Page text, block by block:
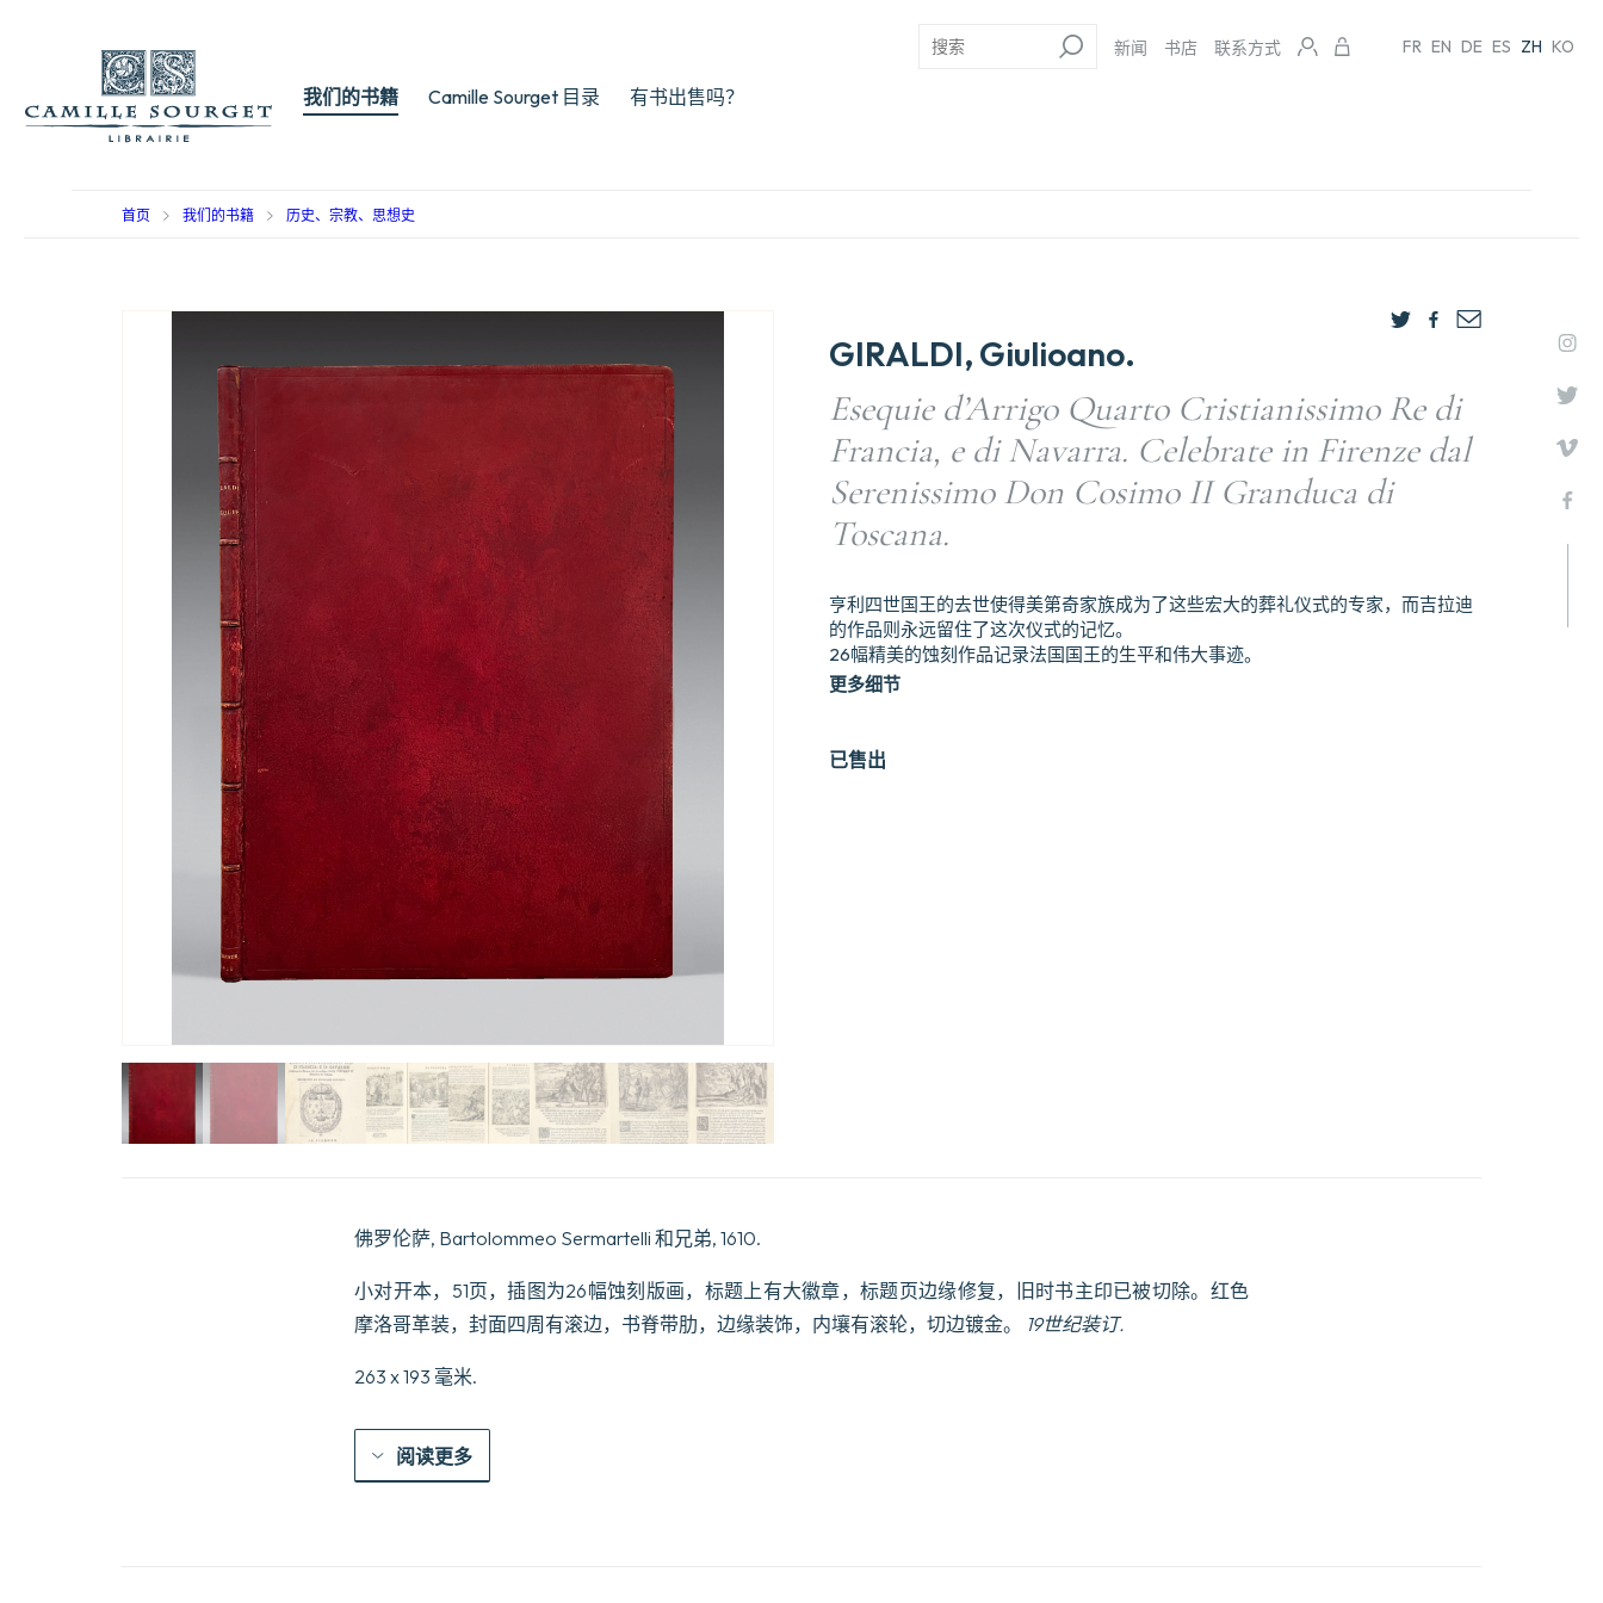
我们的书籍 Camille Sourget 目录 有书出售吗？
新闻 书店 联系方式 FR EN DE ES ZH KO
首页 我们的书籍 历史、宗教、思想史
GIRALDI, Giulioano.
Esequie d’Arrigo Quarto Cristianissimo Re di
Francia, e di Navarra. Celebrate in Firenze dal
Serenissimo Don Cosimo II Granduca di
Toscana.
已售出
亨利四世国王的去世使得美第奇家族成为了这些宏大的葬礼仪式的专家，而吉拉迪
的作品则永远留住了这次仪式的记忆。
26幅精美的蚀刻作品记录法国国王的生平和伟大事迹。
更多细节
佛罗伦萨, Bartolommeo Sermartelli 和兄弟, 1610.
小对开本，51页，插图为26幅蚀刻版画，标题上有大徽章，标题页边缘修复，旧时书主印已被切除。红色
摩洛哥革装，封面四周有滚边，书脊带肋，边缘装饰，内壤有滚轮，切边镀金。
19世纪装订.
263 x 193 毫米.
阅读更多